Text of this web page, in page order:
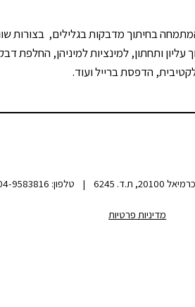
בחיתוך מדבקות בגלילים, בצורות
עליון ותחתון, למינציות למיניהן, החלפת
הדפסת ברייל ועוד.
מדיניות פרטיות